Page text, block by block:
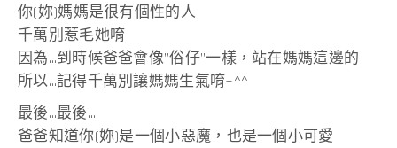
你(妳)媽媽是很有個性的人
千萬別惹毛她唷
因為…到時候爸爸會像”俗仔”一樣，站在媽媽這邊的
所以…記得千萬別讓媽媽生氣唷~^^
最後…最後…
爸爸知道你(妳)是一個小惡魔，也是一個小可愛